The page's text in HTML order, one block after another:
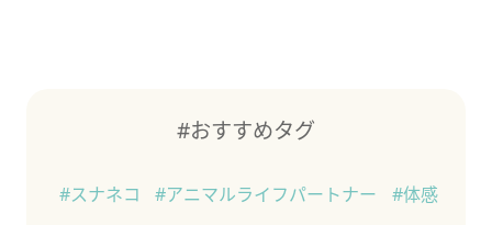
#おすすめタグ
#スナネコ #アニマルライフパートナー
#体感